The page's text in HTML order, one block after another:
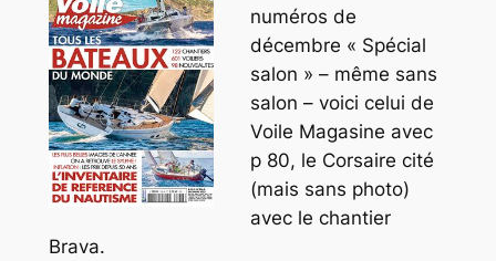
numéros de
décembre « Spécial
salon » – même sans
salon – voici celui de
Voile Magasine avec
p 80, le Corsaire cité
(mais sans photo)
avec le chantier
Brava.